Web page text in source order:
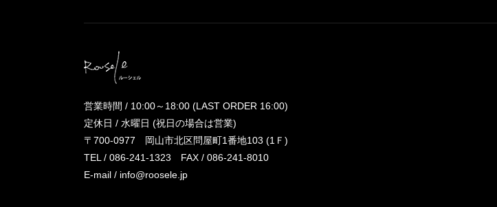
営業時間 / 10:00～18:00 (LAST ORDER 16:00)
定休日 / 水曜日 (祝日の場合は営業)
〒700-0977 岡山市北区問屋町1番地103 (1Ｆ)
TEL / 086-241-1323 FAX / 086-241-8010
E-mail / info@roosele.jp